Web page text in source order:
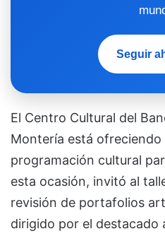
Seguir
El Centro Cultural del
Montería está ofreciendo
programación cultural
esta ocasión, invitó al
revisión de portafolios
dirigido por el destacado